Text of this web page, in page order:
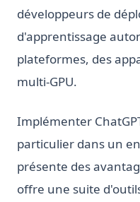
développeurs de
d'apprentissage
plateformes, des
multi-GPU.
Implémenter
particulier dans un
présente des
offre une suite